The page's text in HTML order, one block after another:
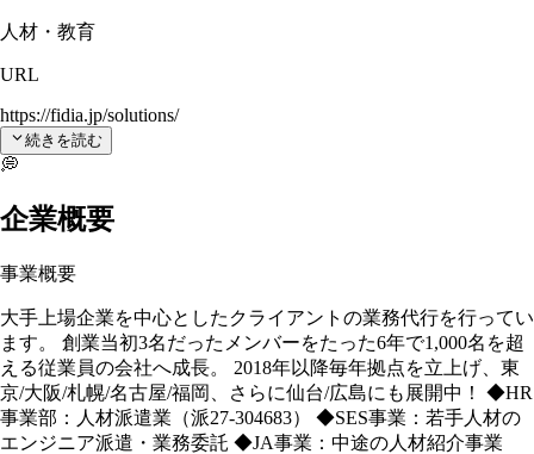
人材・教育
URL
https://fidia.jp/solutions/
続きを読む
💭
企業概要
事業概要
大手上場企業を中⼼としたクライアントの業務代⾏を⾏ってい
ます。 創業当初3名だったメンバーをたった6年で1,000名を超
える従業員の会社へ成⻑。 2018年以降毎年拠点を⽴上げ、東
京/大阪/札幌/名古屋/福岡、さらに仙台/広島にも展開中！ ◆HR
事業部：人材派遣業（派27-304683） ◆SES事業：若手人材の
エンジニア派遣・業務委託 ◆JA事業：中途の人材紹介事業